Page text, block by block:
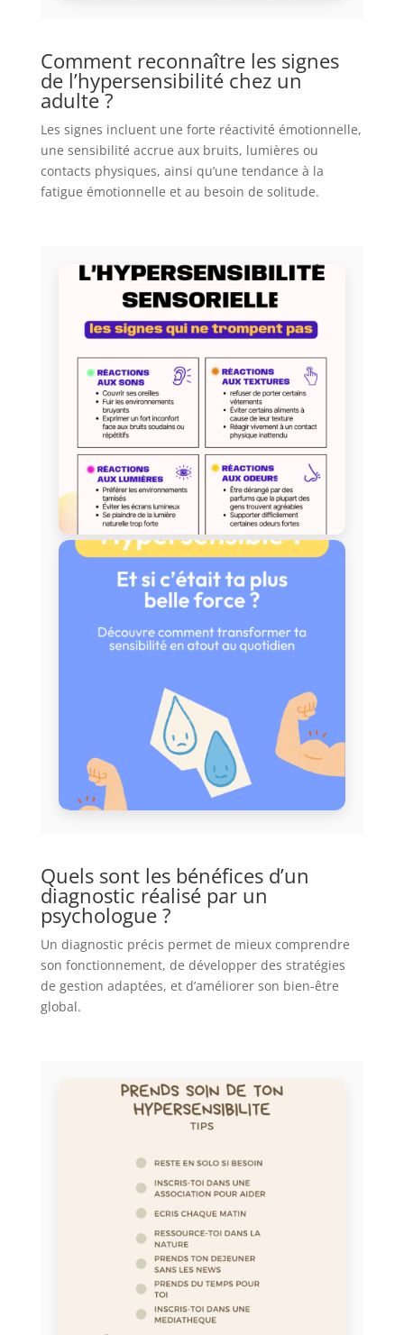
Comment reconnaître les signes
de l’hypersensibilité chez un
adulte ?
Les signes incluent une forte réactivité émotionnelle,
une sensibilité accrue aux bruits, lumières ou
contacts physiques, ainsi qu’une tendance à la
fatigue émotionnelle et au besoin de solitude.
Quels sont les bénéfices d’un
diagnostic réalisé par un
psychologue ?
Un diagnostic précis permet de mieux comprendre
son fonctionnement, de développer des stratégies
de gestion adaptées, et d’améliorer son bien-être
global.